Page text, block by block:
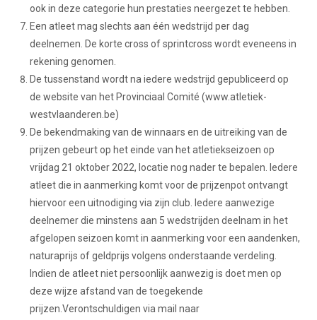
ook in deze categorie hun prestaties neergezet te hebben.
Een atleet mag slechts aan één wedstrijd per dag
deelnemen. De korte cross of sprintcross wordt eveneens in
rekening genomen.
De tussenstand wordt na iedere wedstrijd gepubliceerd op
de website van het Provinciaal Comité (www.atletiek-
westvlaanderen.be)
De bekendmaking van de winnaars en de uitreiking van de
prijzen gebeurt op het einde van het atletiekseizoen op
vrijdag 21 oktober 2022, locatie nog nader te bepalen. Iedere
atleet die in aanmerking komt voor de prijzenpot ontvangt
hiervoor een uitnodiging via zijn club. Iedere aanwezige
deelnemer die minstens aan 5 wedstrijden deelnam in het
afgelopen seizoen komt in aanmerking voor een aandenken,
naturaprijs of geldprijs volgens onderstaande verdeling.
Indien de atleet niet persoonlijk aanwezig is doet men op
deze wijze afstand van de toegekende
prijzen.Verontschuldigen via mail naar